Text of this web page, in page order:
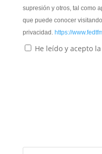
supresión y otros, tal como
que puede conocer
privacidad. https://
He leído y acepto la